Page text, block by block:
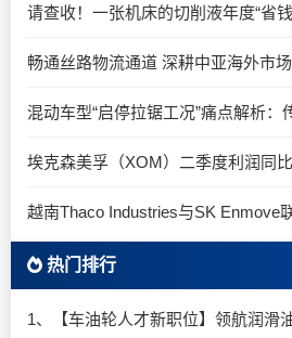
请查收！一张机床的切削液年度“省
越南Thaco Industries与SK Enmove
热门排行
1、【车油轮人才新职位】领航润滑